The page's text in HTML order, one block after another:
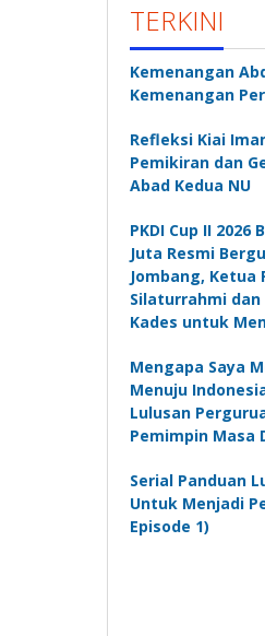
TERKINI
Kemenangan
Kemenangan
Refleksi Kiai
Pemikiran dan
Abad Kedua NU
PKDI Cup II 2026
Juta Resmi
Jombang, Ketua
Silaturrahmi
Kades untuk
Mengapa Saya
Menuju
Lulusan
Pemimpin Masa
Serial Panduan
Untuk Menjadi
Episode 1)